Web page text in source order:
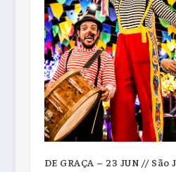
DE GRAÇA – 23 JUN // São